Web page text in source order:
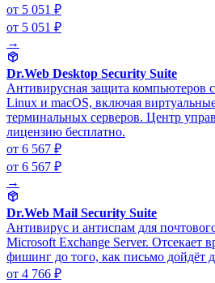
от 5 051 ₽
от 5 051 ₽
→
Dr.Web Desktop Security Suite
Антивирусная защита компьютеров
Linux и macOS, включая
терминальных серверов. Центр
лицензию бесплатно.
от 6 567 ₽
от 6 567 ₽
→
Dr.Web Mail Security Suite
Антивирус и антиспам для
Microsoft Exchange Server. Отсекает
фишинг до того, как письмо дойдёт
от 4 766 ₽